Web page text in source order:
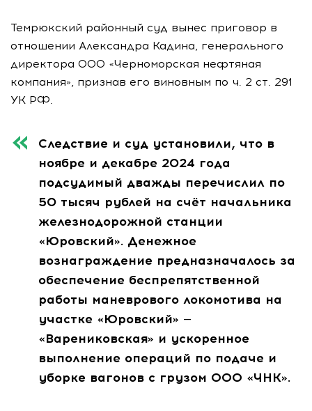
Темрюкский районный суд вынес приговор в
отношении Александра Кадина, генерального
директора ООО «Черноморская нефтяная
компания», признав его виновным по ч. 2 ст. 291
УК РФ.
Следствие и суд установили, что в
ноябре и декабре 2024 года
подсудимый дважды перечислил по
50 тысяч рублей на счёт начальника
железнодорожной станции
«Юровский». Денежное
вознаграждение предназначалось за
обеспечение беспрепятственной
работы маневрового локомотива на
участке «Юровский» —
«Варениковская» и ускоренное
выполнение операций по подаче и
уборке вагонов с грузом ООО «ЧНК».